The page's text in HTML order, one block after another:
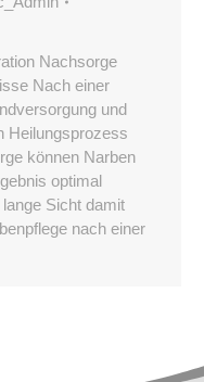
Nachsorge
Nach einer
und
Heilungsprozess
können Narben
optimal
Sicht damit
nach einer